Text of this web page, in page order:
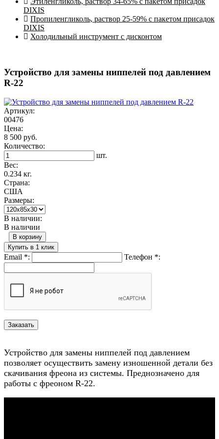
DIXIS
Пропиленгликоль, раствор 25-59% с пакетом присадок
DIXIS
Холодильный инструмент с дисконтом
Устройство для замены ниппелей под давлением
R-22
Артикул:
00476
Цена:
8 500 руб.
Количество:
шт.
Вес:
0.234 кг.
Страна:
США
Размеры:
В наличии:
В наличии
В корзину
Купить в 1 клик
Email *: Телефон *:
Устройство для замены ниппелей под давлением
позволяет осуществить замену изношенной детали без
скачивания фреона из системы. Преднозначено для
работы с фреоном R-22.